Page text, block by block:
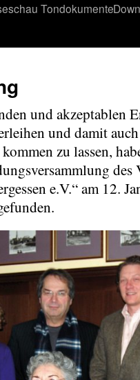
Tondokumente
und akzeptablen
und damit
zu lassen,
des
e.V.“ am 12.